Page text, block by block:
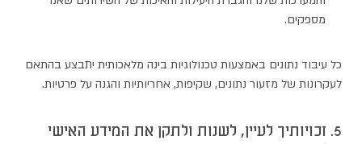
מספקים.
כל עיבוד נתונים באמצעות טכנולוגיות בינה מלאכותית יתבצע בהתאם
לעקרונות של מזעור נתונים, שקיפות, אחריותיות והגנה על פרטיות.
5. זכויותיך לעיין, לשנות ולתקן את המידע האישי